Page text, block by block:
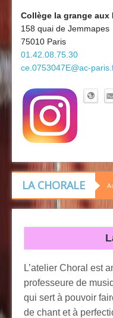
Board'Gab
Clubs maths
Découvrir le
Collège la grange aux
158 quai de Jemmapes
75010 Paris
01.42.08.75.30
ce.0753047E@ac-
LA CHORALE
L’atelier Choral est
professeure de
qui sert à pouvoir
de chant et à